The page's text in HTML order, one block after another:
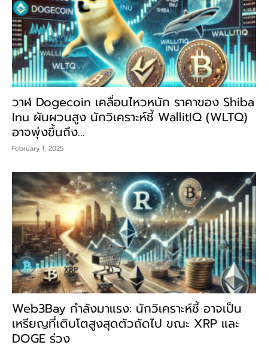
วาฬ Dogecoin เคลื่อนไหวหนัก ราคาของ Shiba
Inu ผันผวนสูง นักวิเคราะห์ชี้ WallitIQ (WLTQ)
อาจพุ่งขึ้นถึง...
February 1, 2025
Web3Bay กำลังมาแรง: นักวิเคราะห์ชี้ อาจเป็น
เหรียญที่เติบโตสูงสุดตัวถัดไป ขณะ XRP และ
DOGE ร่วง